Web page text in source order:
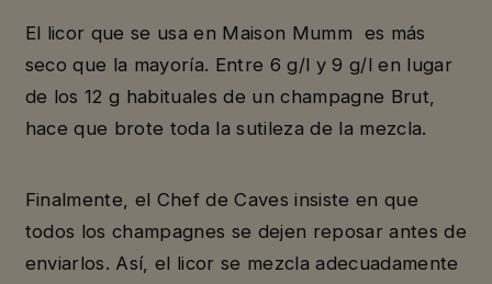
El licor que se usa en Maison Mumm es más
seco que la mayoría. Entre 6 g/l y 9 g/l en lugar
de los 12 g habituales de un champagne Brut,
hace que brote toda la sutileza de la mezcla.
Finalmente, el Chef de Caves insiste en que
todos los champagnes se dejen reposar antes de
enviarlos. Así, el licor se mezcla adecuadamente